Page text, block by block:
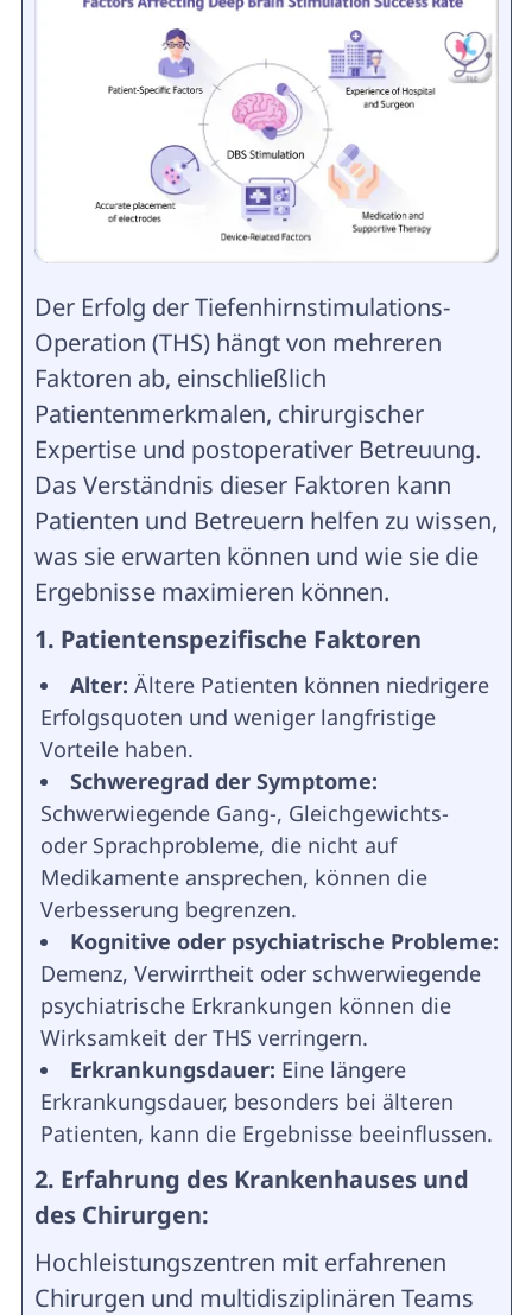
Der Erfolg der Tiefenhirnstimulations-
Operation (THS) hängt von mehreren
Faktoren ab, einschließlich
Patientenmerkmalen, chirurgischer
Expertise und postoperativer Betreuung.
Das Verständnis dieser Faktoren kann
Patienten und Betreuern helfen zu wissen,
was sie erwarten können und wie sie die
Ergebnisse maximieren können.
1. Patientenspezifische Faktoren
Alter: Ältere Patienten können niedrigere
Erfolgsquoten und weniger langfristige
Vorteile haben.
Schweregrad der Symptome:
Schwerwiegende Gang-, Gleichgewichts-
oder Sprachprobleme, die nicht auf
Medikamente ansprechen, können die
Verbesserung begrenzen.
Kognitive oder psychiatrische Probleme:
Demenz, Verwirrtheit oder schwerwiegende
psychiatrische Erkrankungen können die
Wirksamkeit der THS verringern.
Erkrankungsdauer: Eine längere
Erkrankungsdauer, besonders bei älteren
Patienten, kann die Ergebnisse beeinflussen.
2. Erfahrung des Krankenhauses und
des Chirurgen:
Hochleistungszentren mit erfahrenen
Chirurgen und multidisziplinären Teams